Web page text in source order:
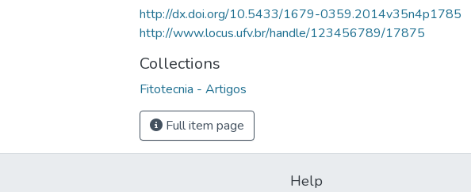
http://dx.doi.org/10.5433/1679-0359.2014v35n4p1785
http://www.locus.ufv.br/handle/123456789/17875
Collections
Fitotecnia - Artigos
Full item page
Help